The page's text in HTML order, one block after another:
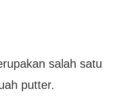
salah satu
putter.